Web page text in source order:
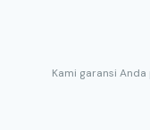
Kami garansi